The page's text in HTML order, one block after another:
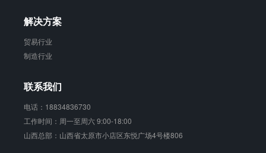
解决方案
贸易行业
制造行业
联系我们
电话：18834836730
工作时间：周一至周六 9:00-18:00
山西总部：山西省太原市小店区东悦广场4号楼806